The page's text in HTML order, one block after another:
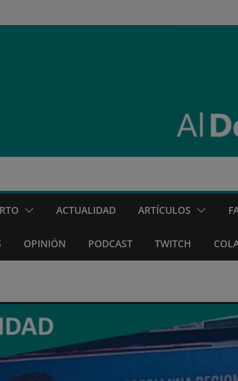
ACTUALIDAD ARTÍCULOS
OPINIÓN PODCAST TWITCH